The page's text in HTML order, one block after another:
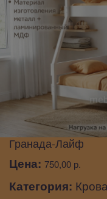
Гранада-Лайф
Цена: 750,00 р.
Категория: